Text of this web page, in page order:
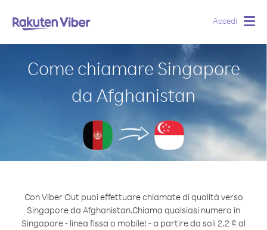
Accedi
Come chiamare Singapore
da Afghanistan
Con Viber Out puoi effettuare chiamate di qualità verso
Singapore da Afghanistan.Chiama qualsiasi numero in
Singapore - linea fissa o mobile! - a partire da soli 2.2 ¢ al